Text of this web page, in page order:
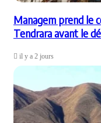
Managem prend le
Tendrara avant le
il y a 2 jours